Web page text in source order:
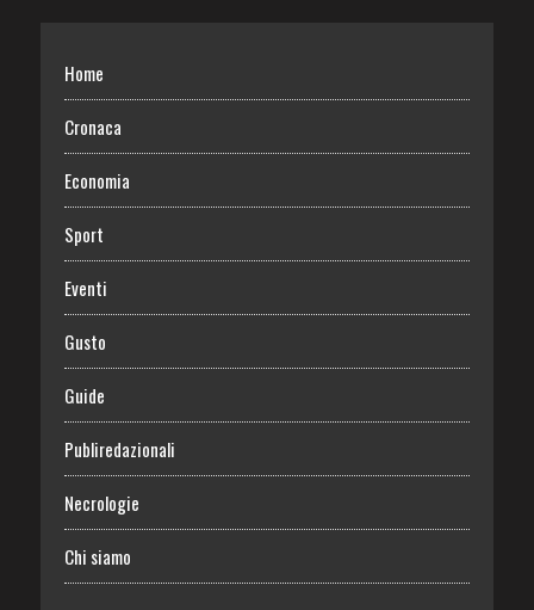
Home
Cronaca
Economia
Sport
Eventi
Gusto
Guide
Publiredazionali
Necrologie
Chi siamo